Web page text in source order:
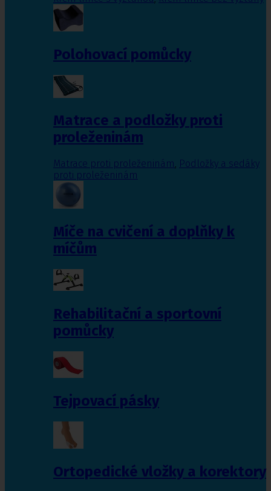
Polohovací pomůcky
Matrace a podložky proti
proleženinám
Matrace proti proleženinám, Podložky a sedáky
proti proleženinám
Míče na cvičení a doplňky k
míčům
Rehabilitační a sportovní
pomůcky
Tejpovací pásky
Ortopedické vložky a korektory